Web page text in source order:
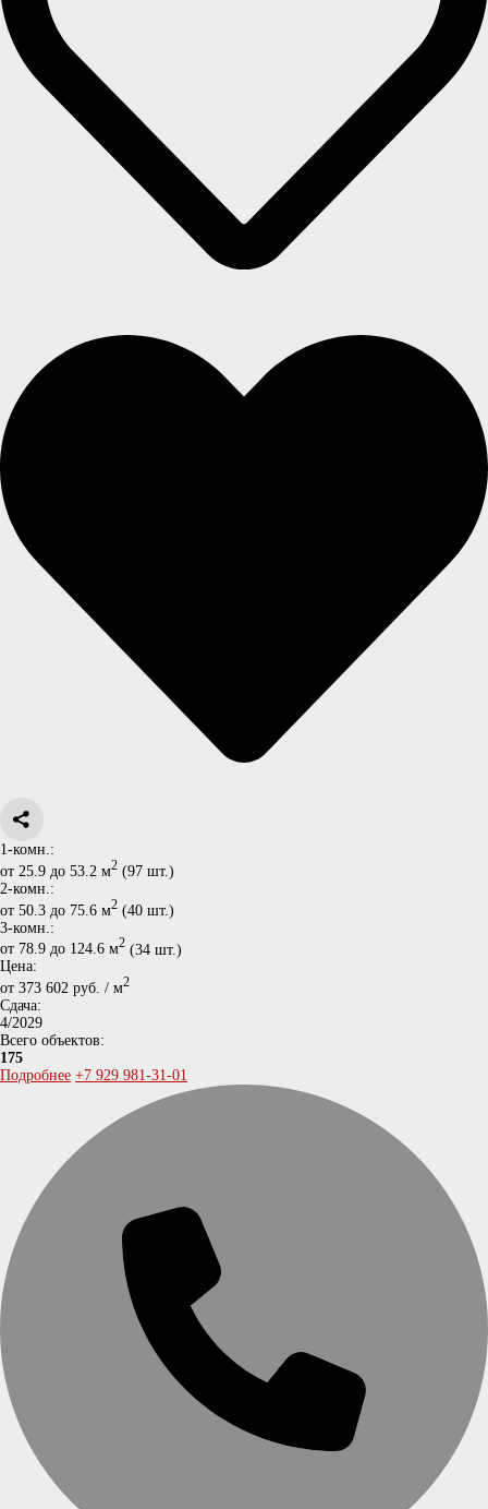
1-комн.:
от 25.9 до 53.2 м2 (97 шт.)
2-комн.:
от 50.3 до 75.6 м2 (40 шт.)
3-комн.:
от 78.9 до 124.6 м2 (34 шт.)
Цена:
от 373 602 руб. / м2
Сдача:
4/2029
Всего объектов:
175
Подробнее +7 929 981-31-01